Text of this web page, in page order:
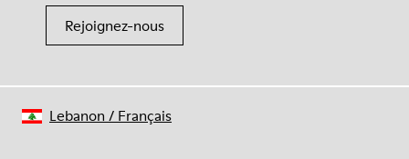
Rejoignez-nous
Lebanon / Français